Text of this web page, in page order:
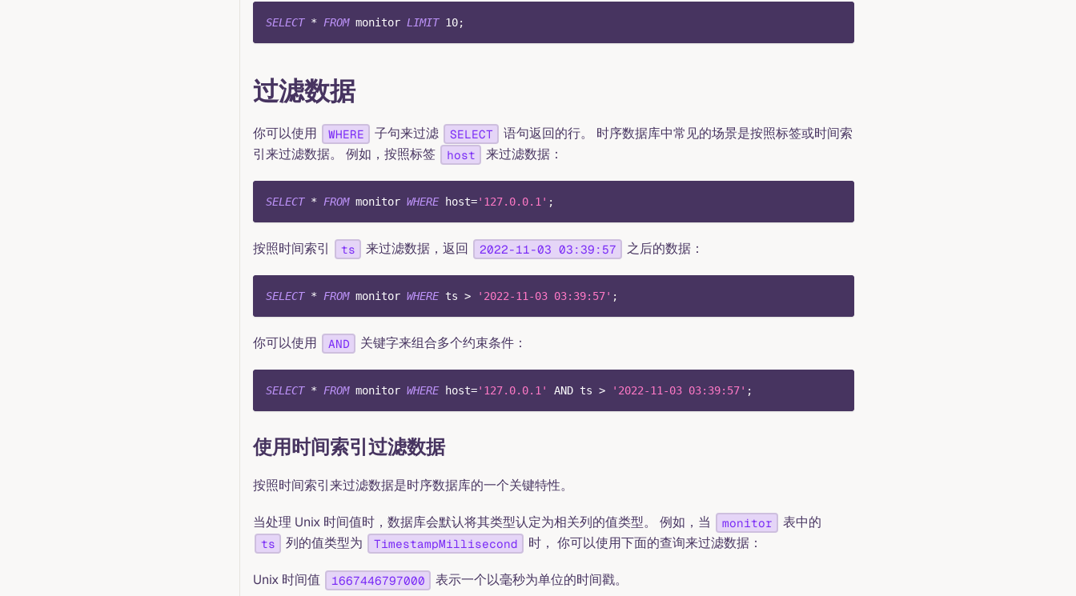
SELECT * FROM monitor LIMIT 10;
过滤数据
你可以使用 WHERE 子句来过滤 SELECT
语句返回的行。 时序数据库中常见的场景是按照标签或时间索
引来过滤数据。 例如，按照标签
host 来过滤数据：
SELECT * FROM monitor WHERE host='127.0.0.1' ;
按照时间索引 ts 来过滤数据，返回 2022-11-03 03:39:57 之后的数据：
SELECT * FROM monitor WHERE ts > '2022-11-03 03:39:57' ;
你可以使用 AND 关键字来组合多个约束条件：
SELECT * FROM monitor WHERE host='127.0.0.1' AND ts > '2022-11-03 03:39:57' ;
使用时间索引过滤数据
按照时间索引来过滤数据是时序数据库的一个关键特性。
当处理 Unix 时间值时，数据库会默认将其类型认定为相关列的值类型。 例如，当 monitor 表中的
ts 列的值类型为 TimestampMillisecond 时， 你可以使用下面的查询来过滤数据：
Unix 时间值 1667446797000 表示一个以毫秒为单位的时间戳。